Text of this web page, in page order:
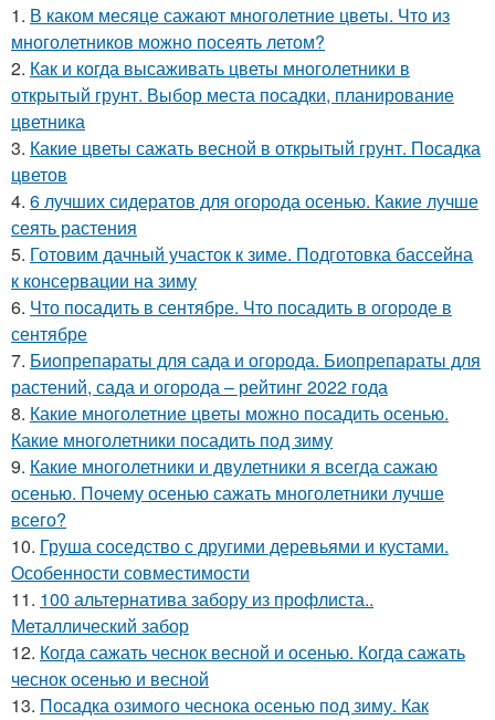
1. В каком месяце сажают многолетние цветы. Что из
многолетников можно посеять летом?
2. Как и когда высаживать цветы многолетники в
открытый грунт. Выбор места посадки, планирование
цветника
3. Какие цветы сажать весной в открытый грунт. Посадка
цветов
4. 6 лучших сидератов для огорода осенью. Какие лучше
сеять растения
5. Готовим дачный участок к зиме. Подготовка бассейна
к консервации на зиму
6. Что посадить в сентябре. Что посадить в огороде в
сентябре
7. Биопрепараты для сада и огорода. Биопрепараты для
растений, сада и огорода – рейтинг 2022 года
8. Какие многолетние цветы можно посадить осенью.
Какие многолетники посадить под зиму
9. Какие многолетники и двулетники я всегда сажаю
осенью. Почему осенью сажать многолетники лучше
всего?
10. Груша соседство с другими деревьями и кустами.
Особенности совместимости
11. 100 альтернатива забору из профлиста..
Металлический забор
12. Когда сажать чеснок весной и осенью. Когда сажать
чеснок осенью и весной
13. Посадка озимого чеснока осенью под зиму. Как